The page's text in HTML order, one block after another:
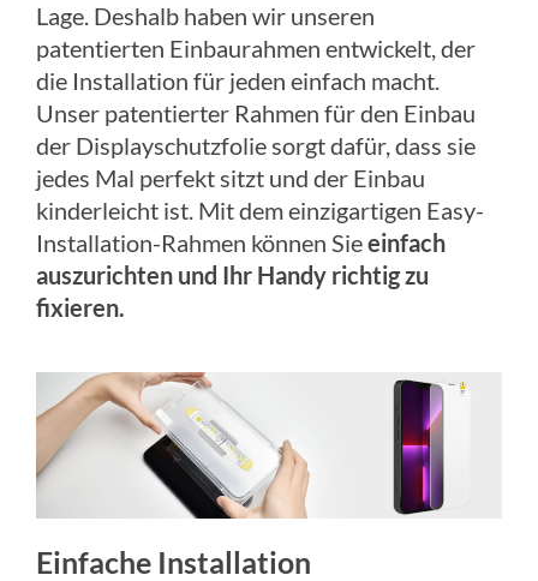
Lage. Deshalb haben wir unseren
patentierten Einbaurahmen entwickelt, der
die Installation für jeden einfach macht.
Unser patentierter Rahmen für den Einbau
der Displayschutzfolie sorgt dafür, dass sie
jedes Mal perfekt sitzt und der Einbau
kinderleicht ist. Mit dem einzigartigen Easy-
Installation-Rahmen können Sieeinfach
auszurichten und Ihr Handy richtig zu
fixieren.
Einfache Installation